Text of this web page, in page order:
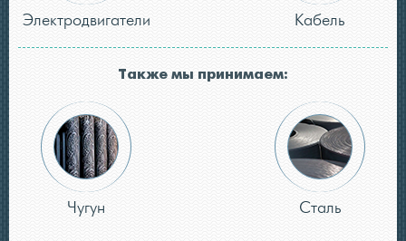
Электродвигатели Кабель
Также мы принимаем:
Чугун Сталь